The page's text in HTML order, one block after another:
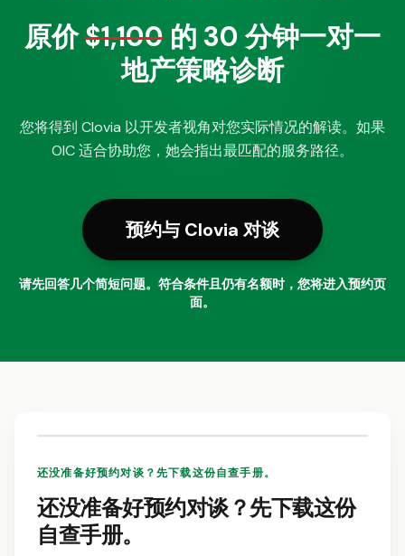
原价$1,100 的 30 分钟一对一
地产策略诊断
您将得到 Clovia 以开发者视角对您实际情况的解读。如果
OIC 适合协助您，她会指出最匹配的服务路径。
预约与 Clovia 对谈
请先回答几个简短问题。符合条件且仍有名额时，您将进入预约页
面。
还没准备好预约对谈？先下载这份自查手册。
还没准备好预约对谈？先下载这份
自查手册。